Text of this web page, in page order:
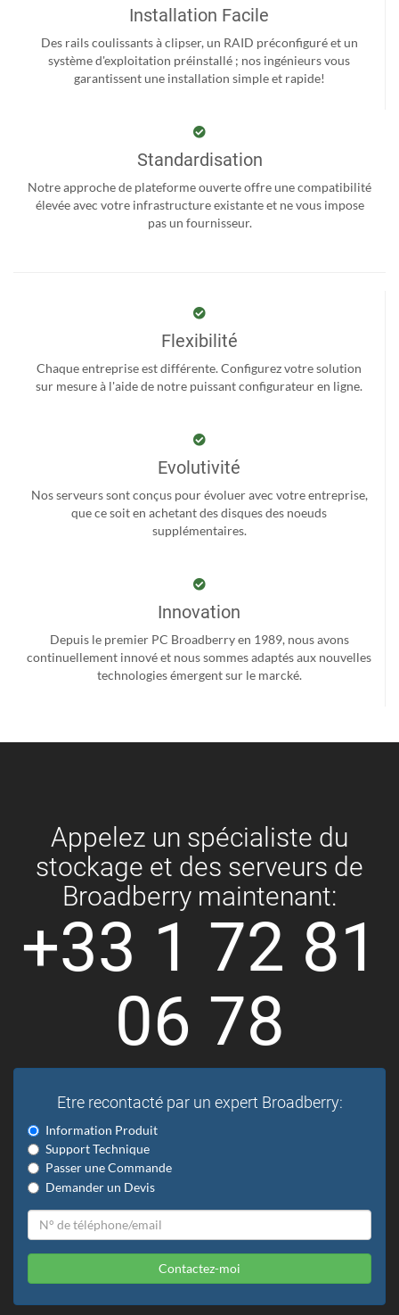
Installation Facile
Des rails coulissants à clipser, un RAID préconfiguré et un
système d'exploitation préinstallé ; nos ingénieurs vous
garantissent une installation simple et rapide!
Standardisation
Notre approche de plateforme ouverte offre une compatibilité
élevée avec votre infrastructure existante et ne vous impose
pas un fournisseur.
Flexibilité
Chaque entreprise est différente. Configurez votre solution
sur mesure à l'aide de notre puissant configurateur en ligne.
Evolutivité
Nos serveurs sont conçus pour évoluer avec votre entreprise,
que ce soit en achetant des disques des noeuds
supplémentaires.
Innovation
Depuis le premier PC Broadberry en 1989, nous avons
continuellement innové et nous sommes adaptés aux nouvelles
technologies émergent sur le marcké.
Appelez un spécialiste du
stockage et des serveurs de
Broadberry maintenant:
+33 1 72 81
06 78
Etre recontacté par un expert Broadberry:
Information Produit
Support Technique
Passer une Commande
Demander un Devis
Contactez-moi